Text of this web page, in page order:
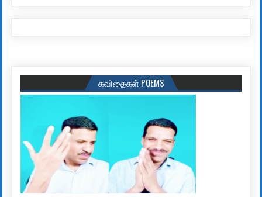
கவிதைகள் POEMS